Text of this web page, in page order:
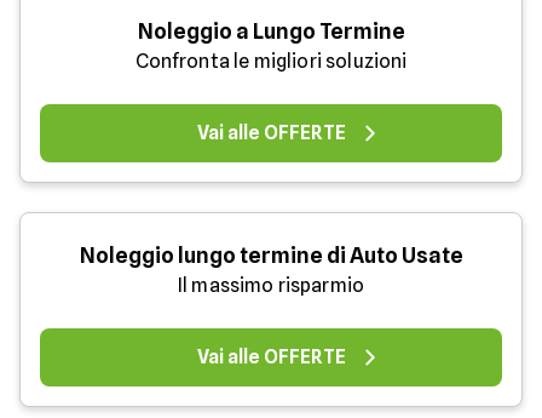
Noleggio a Lungo Termine
Confronta le migliori soluzioni
Vai alle OFFERTE
Noleggio lungo termine di Auto Usate
Il massimo risparmio
Vai alle OFFERTE